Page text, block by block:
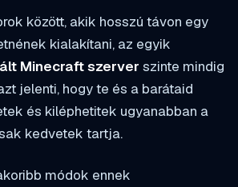
között, akik hosszú távon egy
kialakítani, az egyik
Minecraft szerver szinte mindig
jelenti, hogy te és a barátaid
és kiléphetitek ugyanabban a
kedvetek tartja.
módok ennek